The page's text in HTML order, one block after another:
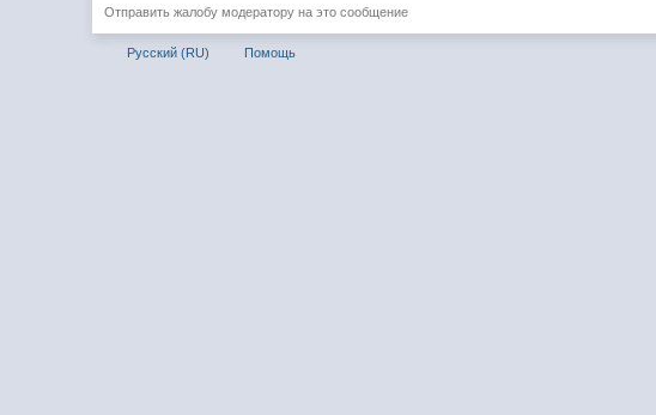
Отправить жалобу модератору на это сообщение
Русский (RU) Помощь